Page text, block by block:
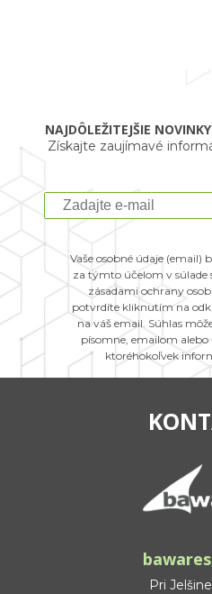
NAJDÔLEŽITEJŠIE
Získajte zaujímavé
Vaše osobné údaje (email)
za týmto účelom v súlade
zásadami ochrany
potvrdíte kliknutím na
na váš email. Súhlas
písomne, emailom
ktoréhokoľvek
Pri